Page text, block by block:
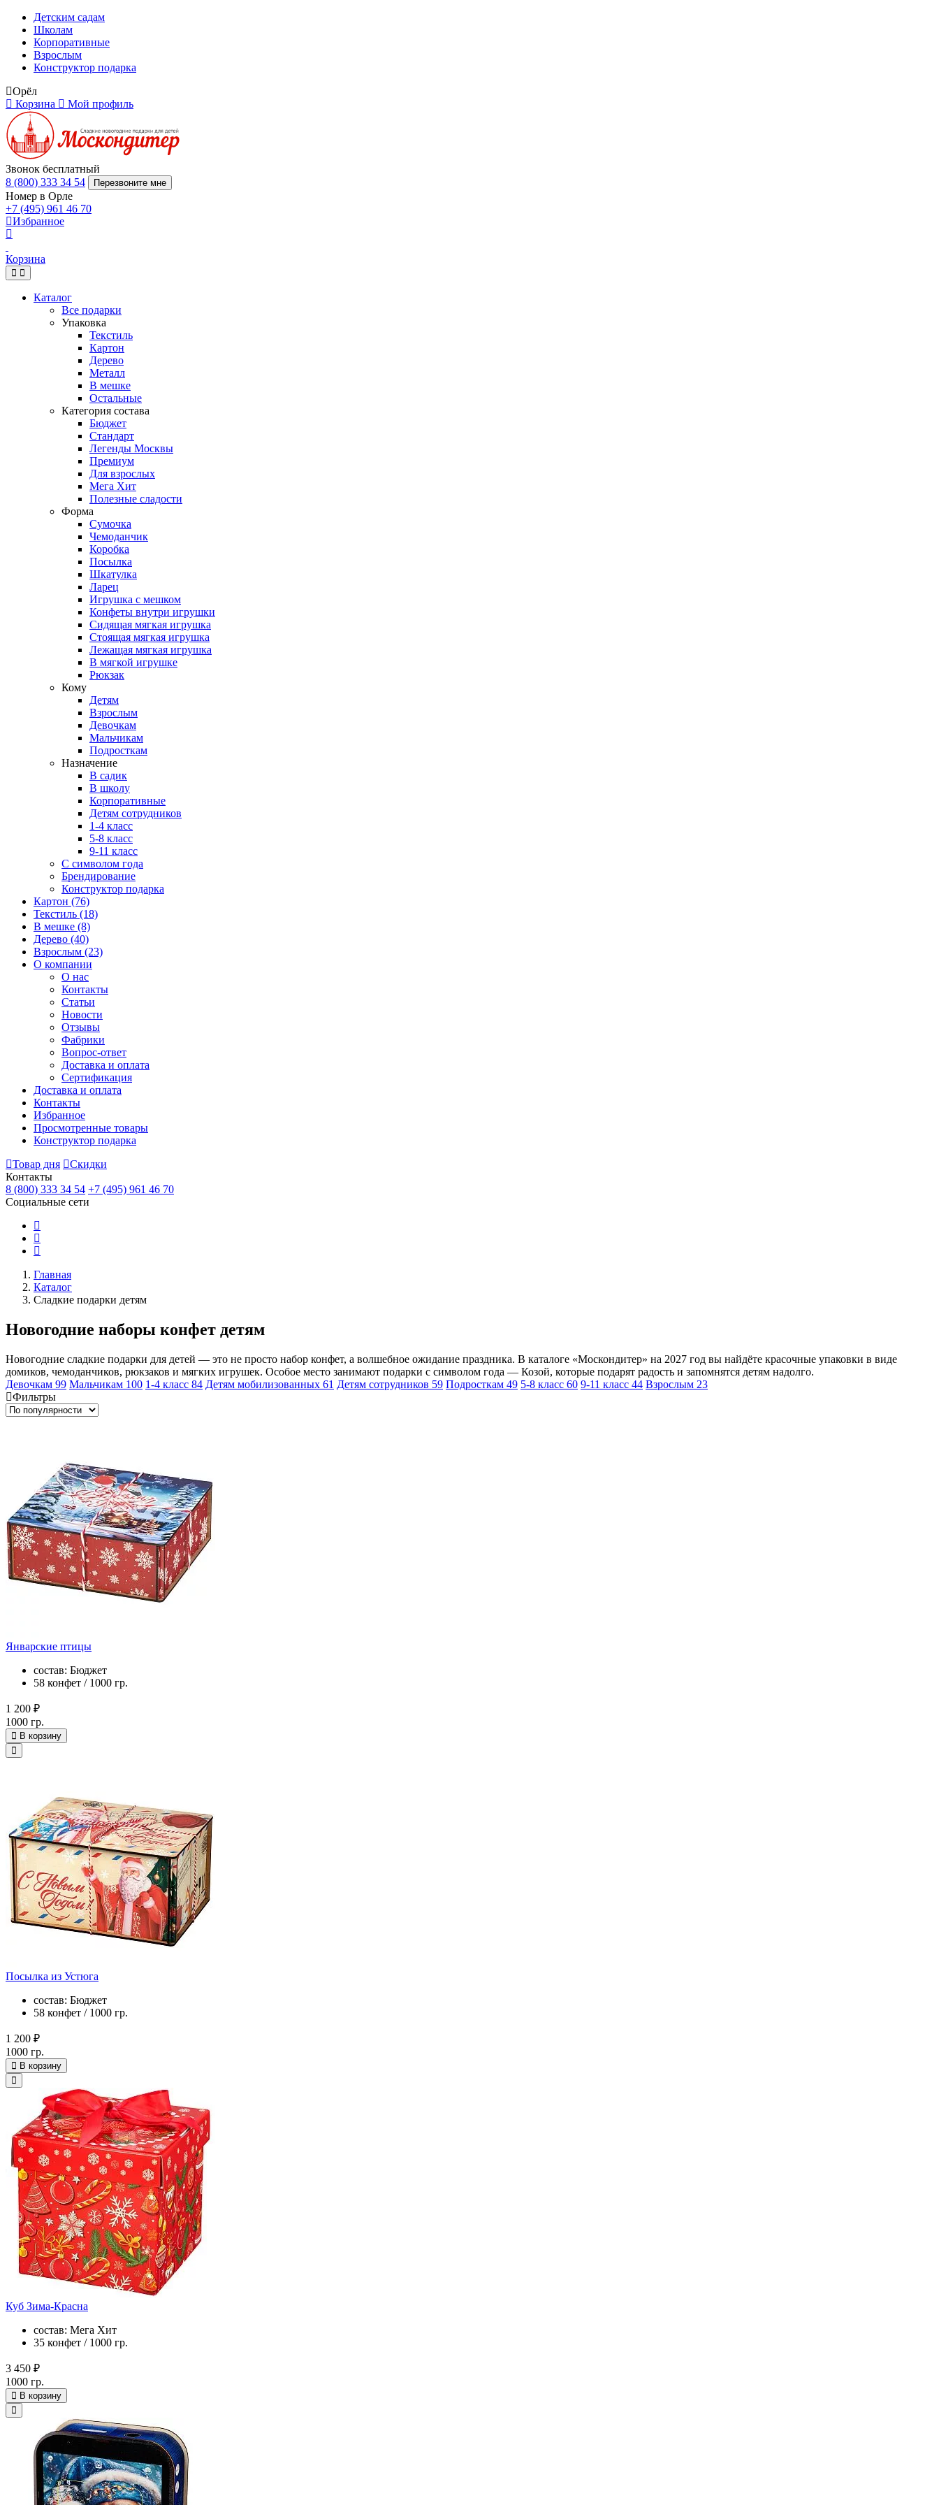
Детским садам
Школам
Корпоративные
Взрослым
Конструктор подарка
Орёл
Корзина
Мой профиль
Звонок бесплатный
8 (800) 333 34 54
Перезвоните мне
Номер в Орле
+7 (495) 961 46 70
Избранное
Корзина
Каталог
Все подарки
Упаковка
Текстиль
Картон
Дерево
Металл
В мешке
Остальные
Категория состава
Бюджет
Стандарт
Легенды Москвы
Премиум
Для взрослых
Мега Хит
Полезные сладости
Форма
Сумочка
Чемоданчик
Коробка
Посылка
Шкатулка
Ларец
Игрушка с мешком
Конфеты внутри игрушки
Сидящая мягкая игрушка
Стоящая мягкая игрушка
Лежащая мягкая игрушка
В мягкой игрушке
Рюкзак
Кому
Детям
Взрослым
Девочкам
Мальчикам
Подросткам
Назначение
В садик
В школу
Корпоративные
Детям сотрудников
1-4 класс
5-8 класс
9-11 класс
С символом года
Брендирование
Конструктор подарка
Картон (76)
Текстиль (18)
В мешке (8)
Дерево (40)
Взрослым (23)
О компании
О нас
Контакты
Статьи
Новости
Отзывы
Фабрики
Вопрос-ответ
Доставка и оплата
Сертификация
Доставка и оплата
Контакты
Избранное
Просмотренные товары
Конструктор подарка
Товар дня
Скидки
Контакты
8 (800) 333 34 54 +7 (495) 961 46 70
Социальные сети
Главная
Каталог
Сладкие подарки детям
Новогодние наборы конфет детям
Новогодние сладкие подарки для детей — это не просто набор конфет, а волшебное ожидание праздника. В каталоге «Москондитер» на 2027 год вы найдёте красочные упаковки в виде
домиков, чемоданчиков, рюкзаков и мягких игрушек. Особое место занимают подарки с символом года — Козой, которые подарят радость и запомнятся детям надолго.
Девочкам 99 Мальчикам 100 1-4 класс 84 Детям мобилизованных 61 Детям сотрудников 59 Подросткам 49 5-8 класс 60 9-11 класс 44 Взрослым 23
Фильтры
Январские птицы
состав: Бюджет
58 конфет / 1000 гр.
1 200 ₽
1000 гр.
В корзину
Посылка из Устюга
состав: Бюджет
58 конфет / 1000 гр.
1 200 ₽
1000 гр.
В корзину
Куб Зима-Красна
состав: Мега Хит
35 конфет / 1000 гр.
3 450 ₽
1000 гр.
В корзину